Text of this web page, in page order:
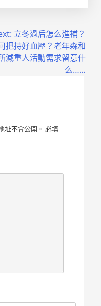
立冬過后怎么進補？
把持好血壓？老年森和
減重人活動需求留意什
么……
址不會公開。 必填